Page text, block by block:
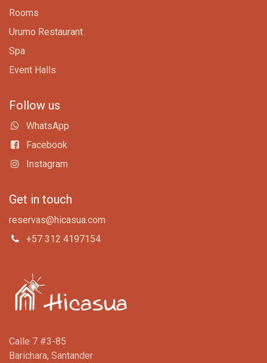
Rooms
Urumo Restaurant
Spa
Event Halls
Follow us
WhatsApp
Facebook
Instagram
Get in touch
reservas@hicasua.com
+57 312 4197154
Calle 7 #3-85
Barichara, Santander